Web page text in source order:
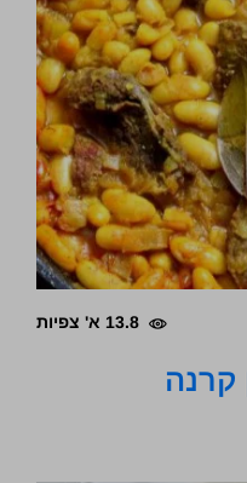
13.8 א' צפיות
קרנה